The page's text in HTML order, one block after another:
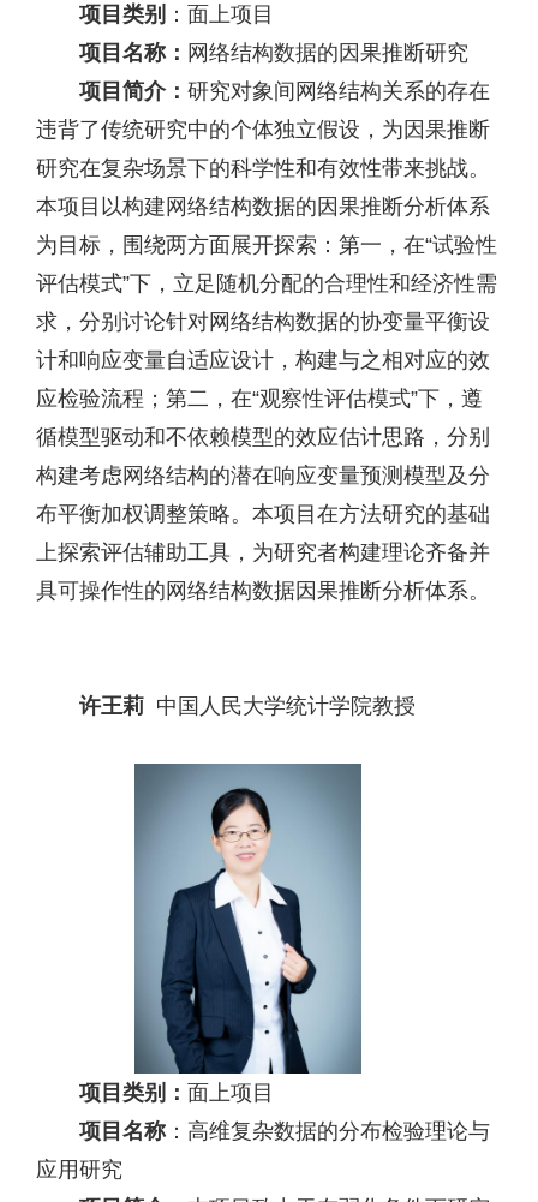
项目类别 ：面上项目
项目名称： 网络结构数据的因果推断研究
项目简介： 研究对象间网络结构关系的存在
违背了传统研究中的个体独立假设，为因果推断
研究在复杂场景下的科学性和有效性带来挑战。
本项目以构建网络结构数据的因果推断分析体系
为目标，围绕两方面展开探索：第一，在“试验性
评估模式”下，立足随机分配的合理性和经济性需
求，分别讨论针对网络结构数据的协变量平衡设
计和响应变量自适应设计，构建与之相对应的效
应检验流程；第二，在“观察性评估模式”下，遵
循模型驱动和不依赖模型的效应估计思路，分别
构建考虑网络结构的潜在响应变量预测模型及分
布平衡加权调整策略。本项目在方法研究的基础
上探索评估辅助工具，为研究者构建理论齐备并
具可操作性的网络结构数据因果推断分析体系。
许王莉 中国人民大学统计学院教授
项目类别： 面上项目
项目名称 ：高维复杂数据的分布检验理论与
应用研究